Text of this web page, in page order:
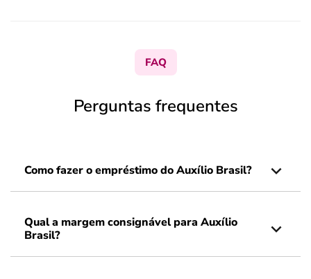
FAQ
Perguntas frequentes
Como fazer o empréstimo do Auxílio Brasil?
Qual a margem consignável para Auxílio
Brasil?